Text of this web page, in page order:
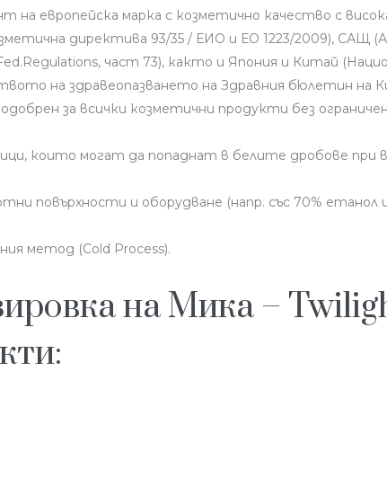
на европейска марка с козметично качество с
директива 93/35 / ЕИО и ЕО 1223/2009), САЩ
част 73), както и Япония и Китай
на здравеопазването на Здравния бюлетин на
за всички козметични продукти без
които могат да попаднат в белите дробове при
повърхности и оборудване (напр. със 70% етанол
метод (Cold Process).
на Мика –